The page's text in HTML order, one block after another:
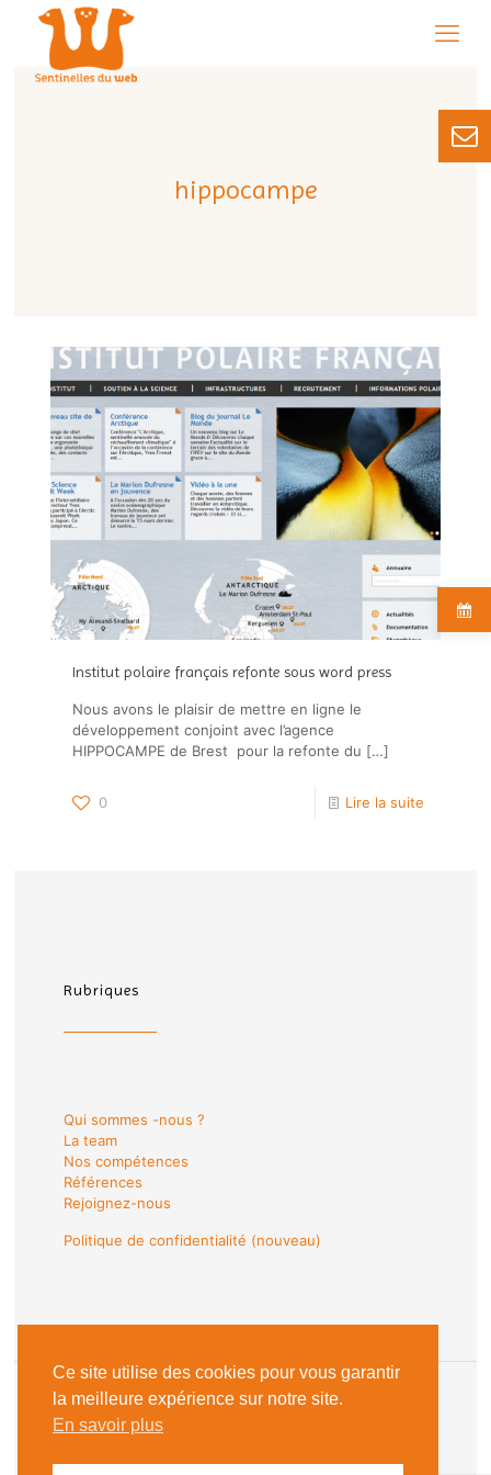
hippocampe
Institut polaire français refonte sous word press
Nous avons le plaisir de mettre en ligne le
développement conjoint avec l’agence
HIPPOCAMPE de Brest pour la refonte du […]
0 Lire la suite
Rubriques
Qui sommes -nous ?
La team
Nos compétences
Références
Rejoignez-nous
Politique de confidentialité (nouveau)
Ce site utilise des cookies pour vous garantir
la meilleure expérience sur notre site.
En savoir plus